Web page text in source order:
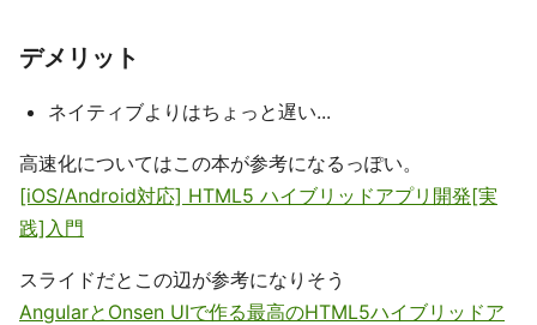
デメリット
ネイティブよりはちょっと遅い...
高速化についてはこの本が参考になるっぽい。
[iOS/Android対応] HTML5 ハイブリッドアプリ開発[実
践]入門
スライドだとこの辺が参考になりそう
AngularとOnsen UIで作る最高のHTML5ハイブリッドア